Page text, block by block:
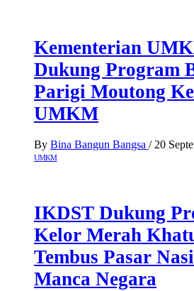
Kementerian
Dukung Program
Parigi Moutong
UMKM
By Bina Bangun Bangsa / 20
UMKM
IKDST Dukung
Kelor Merah
Tembus Pasar
Manca Negara